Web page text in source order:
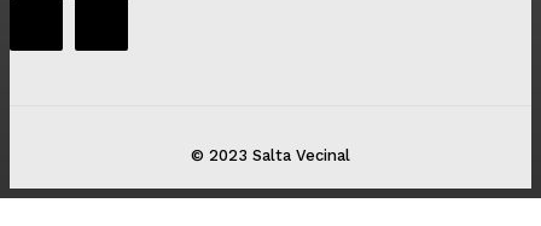
© 2023 Salta Vecinal